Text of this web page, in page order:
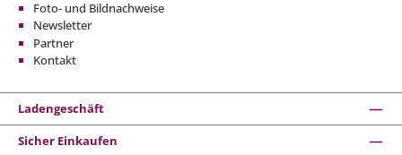
Foto- und Bildnachweise
Newsletter
Partner
Kontakt
Ladengeschäft
Sicher Einkaufen